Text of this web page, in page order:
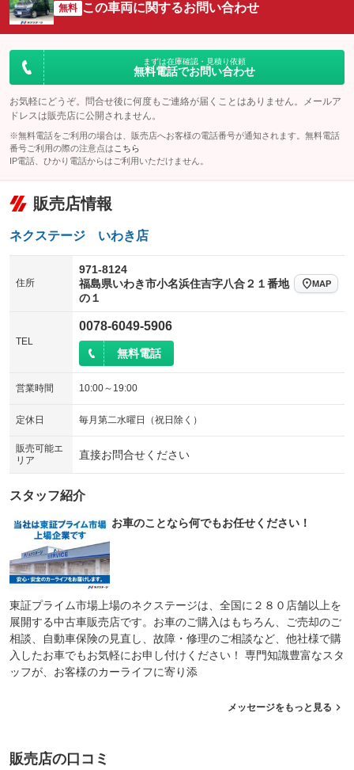
サイドカメラ
：装備なし ルーフレール
：装備なし
エアサスペンション ヘッドライトウォッシャー
無料 この車両に関するお問い合わせ
まずは在庫確認・見積り依頼
無料電話でお問い合わせ
お気軽にどうぞ。問合せ後に何度もご連絡が届くことはありません。メールア
ドレスは販売店に公開されません。
※無料電話をご利用の場合は、販売店へお客様の電話番号が通知されます。無料電話
番号ご利用の際の注意点は こちら
IP電話、ひかり電話からはご利用いただけません。
販売店情報
ネクステージ いわき店
住所
971-8124
福島県いわき市小名浜住吉字八合２１番地
の１
MAP
TEL
0078-6049-5906
無料電話
営業時間 10:00～19:00
定休日 毎月第二水曜日（祝日除く）
販売可能エ
リア
直接お問合せください
スタッフ紹介
お車のことなら何でもお任せください！
東証プライム市場上場のネクステージは、全国に２８０店舗以上を
展開する中古車販売店です。お車のご購入はもちろん、ご売却のご
相談、自動車保険の見直し、故障・修理のご相談など、他社様で購
入したお車でもお気軽にお申し付けください！ 専門知識豊富なスタ
ッフが、お客様のカーライフに寄り添
メッセージをもっと見る
販売店の口コミ